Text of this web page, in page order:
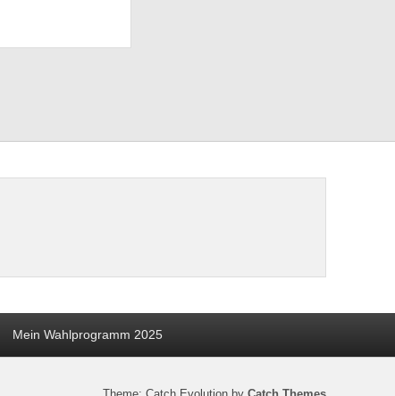
Mein Wahlprogramm 2025